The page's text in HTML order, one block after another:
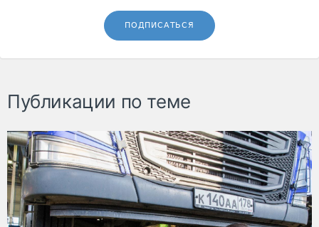
ПОДПИСАТЬСЯ
Публикации по теме